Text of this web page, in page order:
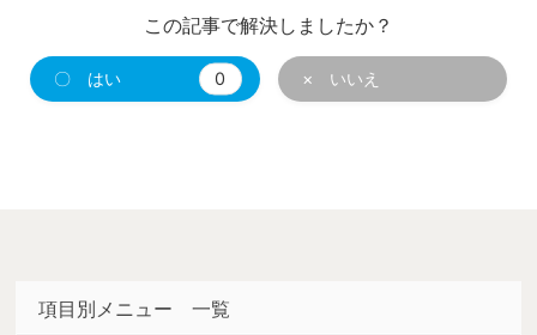
この記事で解決しましたか？
〇 はい 0 × いいえ
項目別メニュー 一覧